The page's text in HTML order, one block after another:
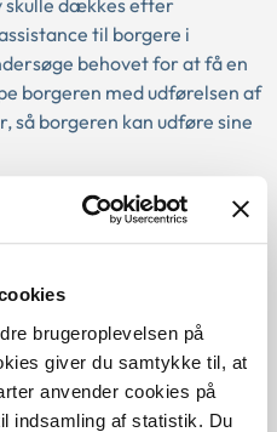
brugeroplevelsen på
giver du samtykke til, at
anvender cookies på
indsamling af statistik. Du
skulle dækkes efter
til borgere i
behovet for at få en
borgeren med udførelsen af
så borgeren kan udføre sine
principielt